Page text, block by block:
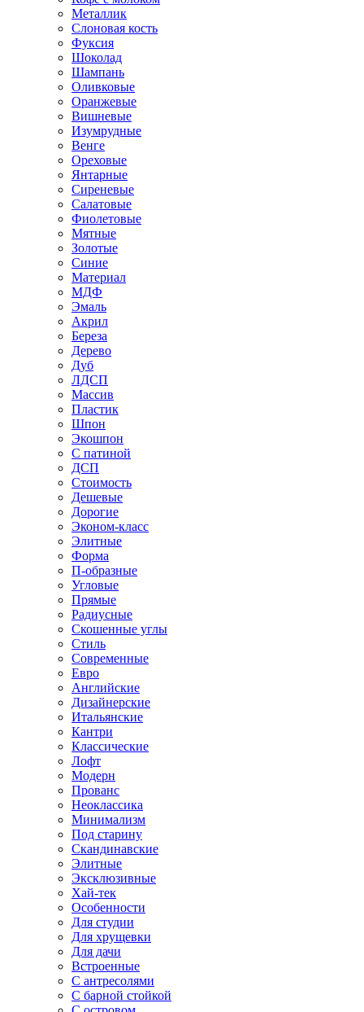
Металлик
Слоновая кость
Фуксия
Шоколад
Шампань
Оливковые
Оранжевые
Вишневые
Изумрудные
Венге
Ореховые
Янтарные
Сиреневые
Салатовые
Фиолетовые
Мятные
Золотые
Синие
Материал
МДФ
Эмаль
Акрил
Береза
Дерево
Дуб
ЛДСП
Массив
Пластик
Шпон
Экошпон
С патиной
ДСП
Стоимость
Дешевые
Дорогие
Эконом-класс
Элитные
Форма
П-образные
Угловые
Прямые
Радиусные
Скошенные углы
Стиль
Современные
Евро
Английские
Дизайнерские
Итальянские
Кантри
Классические
Лофт
Модерн
Прованс
Неоклассика
Минимализм
Под старину
Скандинавские
Элитные
Эксклюзивные
Хай-тек
Особенности
Для студии
Для хрущевки
Для дачи
Встроенные
С антресолями
С барной стойкой